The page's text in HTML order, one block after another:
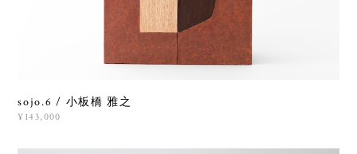
sojo.6 / 小板橋 雅之
¥143,000